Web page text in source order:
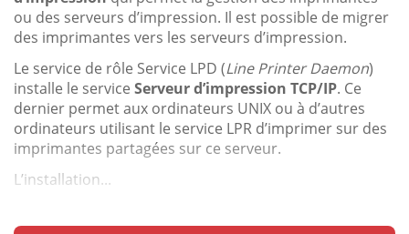
ou des serveurs d’impression. Il est possible de migrer
des imprimantes vers les serveurs d’impression.
Le service de rôle Service LPD (Line Printer Daemon)
installe le service Serveur d’impression TCP/IP. Ce
dernier permet aux ordinateurs UNIX ou à d’autres
ordinateurs utilisant le service LPR d’imprimer sur des
imprimantes partagées sur ce serveur.
L’installation...